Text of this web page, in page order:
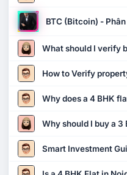
BTC (Bitcoin) -
What should I verify
How to Verify
Why does a 4 BHK
Why should I buy a 3
Smart Investment